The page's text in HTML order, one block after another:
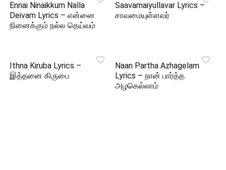
Ennai Ninaikkum Nalla
Deivam Lyrics – என்னை
நினைக்கும் நல்ல தெய்வம்
Saavamaiyullavar Lyrics –
சாவமையுள்ளவர்
Ithna Kiruba Lyrics –
இத்தனை கிருபை
Naan Partha Azhagelam
Lyrics – நான் பார்த்த
அழகெல்லாம்